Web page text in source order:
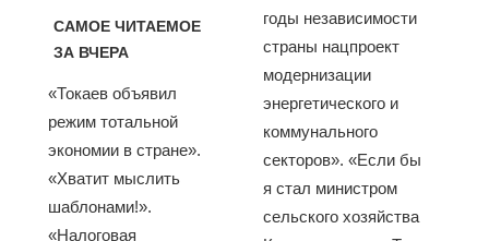
САМОЕ ЧИТАЕМОЕ
ЗА ВЧЕРА
«Токаев объявил
режим тотальной
экономии в стране».
«Хватит мыслить
шаблонами!».
«Налоговая
годы независимости
страны нацпроект
модернизации
энергетического и
коммунального
секторов». «Если бы
я стал министром
сельского хозяйства